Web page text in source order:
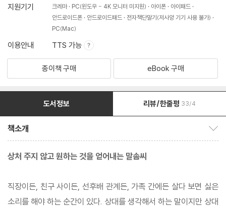
지원기기
크레마 PC(윈도우 - 4K 모니터 미지원) 아이폰
아이패드
안드로이드폰
안드로이드패드
전자책단말기(저사양 기기 사용 불가)
PC(Mac)
이용안내 TTS 가능
종이책 구매 eBook 구매
도서정보 리뷰/한줄평 33/4
책소개
상처 주지 않고 원하는 것을 얻어내는 말솜씨
직장이든, 친구 사이든, 선후배 관계든, 가족 간에든 살다 보면 싫은
소리를 해야 하는 순간이 있다. 상대를 생각해서 하는 말이지만 상대